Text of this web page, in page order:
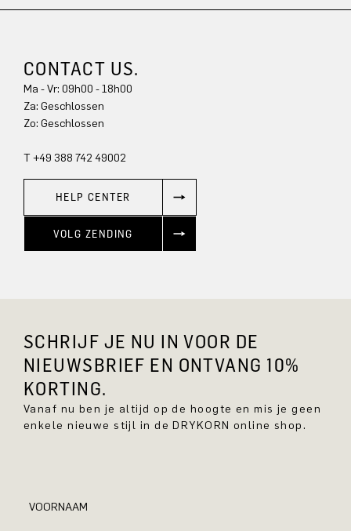
CONTACT US.
Ma - Vr: 09h00 - 18h00
Za: Geschlossen
Zo: Geschlossen
T +49 388 742 49002
HELP CENTER
VOLG ZENDING
SCHRIJF JE NU IN VOOR DE
NIEUWSBRIEF EN ONTVANG 10%
KORTING.
Vanaf nu ben je altijd op de hoogte en mis je geen
enkele nieuwe stijl in de DRYKORN online shop.
VOORNAAM